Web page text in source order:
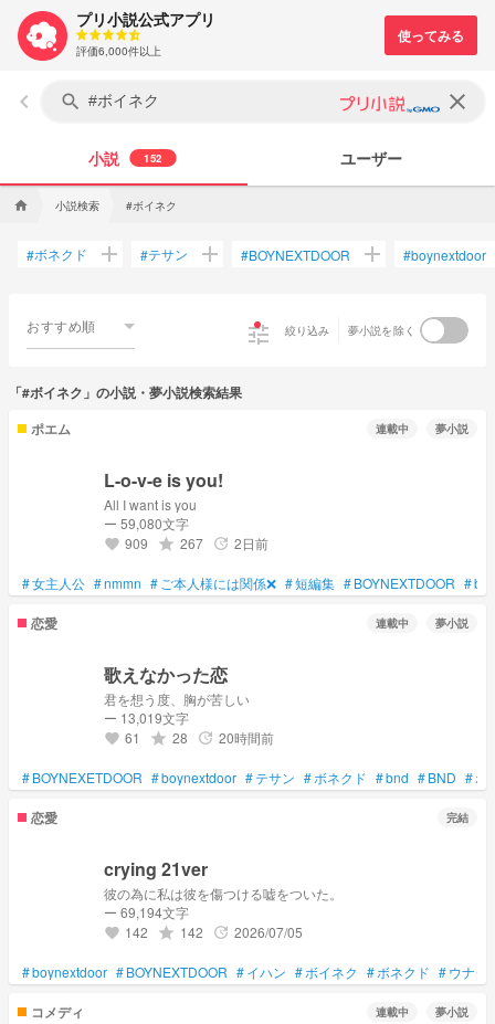
プリ小説公式アプリ
評価6,000件以上
keyboard_arrow_left search clear
小説 152 ユーザー
home 小説検索 #ボイネク
#ボネクド add #テサン add #BOYNEXTDOOR add #boynextdoor
おすすめ順 tune 絞り込み 夢小説を除く
「#ボイネク」の小説・夢小説検索結果
ポエム
連載中 夢小説
L-o-v-e is you!
All I want is you
ー 59,080文字
favorite 909 grade 267 update 2日前
#女主人公 #nmmn # ご本人様には関係❌ #短編集 #BOYNEXTDOOR #
恋愛 連載中 夢小説
歌えなかった恋
君を想う度、胸が苦しい
ー 13,019文字
favorite 61 grade 28 update 20時間前
#BOYNEXETDOOR #boynextdoor #テサン #ボネクド #bnd #BND #ボ
恋愛 完結
crying 21ver
彼の為に私は彼を傷つける嘘をついた。
ー 69,194文字
favorite 142 grade 142 update 2026/07/05
#boynextdoor #BOYNEXTDOOR #イハン #ボイネク #ボネクド #ウナク
コメディ 連載中 夢小説